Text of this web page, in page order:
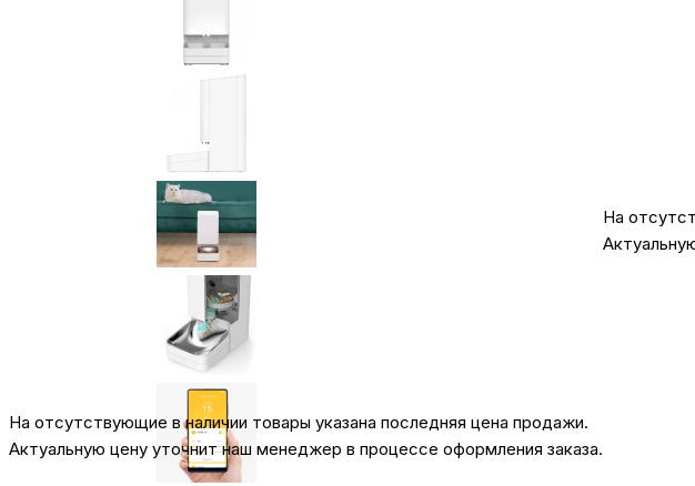
На отсутствующие в наличии товары указана последняя цена продажи.
Актуальную цену уточнит наш менеджер в процессе оформления заказа.
На